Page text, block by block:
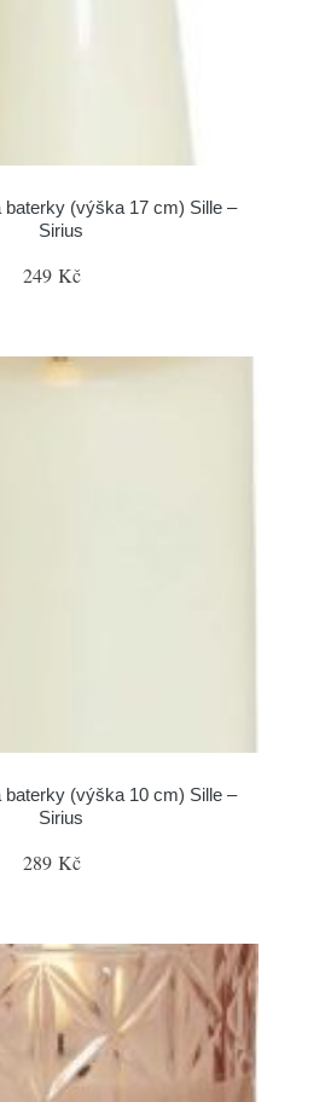
(výška 17 cm) Sille –
Sirius
249 Kč
(výška 10 cm) Sille –
Sirius
289 Kč